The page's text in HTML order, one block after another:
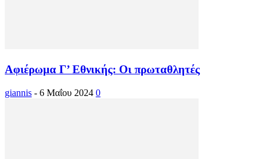
Αφιέρωμα Γ’ Εθνικής: Οι πρωταθλητές
giannis - 6 Μαΐου 2024 0